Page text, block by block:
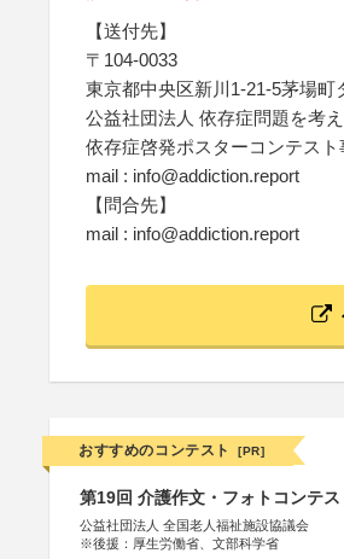
【送付先】
〒104-0033
東京都中央区新川1-21-5茅場町
公益社団法人 依存症問題を考
依存症啓発ポスターコンテスト
mail : info@addiction.report
【問合先】
mail : info@addiction.report
おすすめのコンテスト [PR]
第19回 介護作文・フォトコンテス
公益社団法人 全国老人福祉施設協議会
※後援：厚生労働省、文部科学省